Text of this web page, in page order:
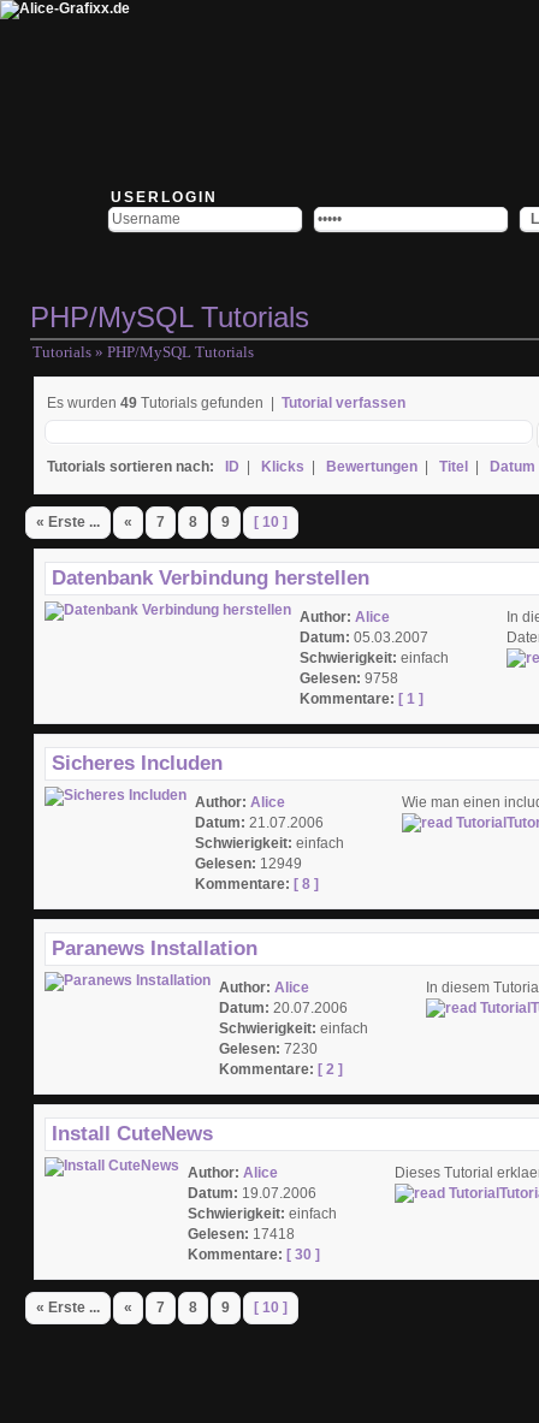
USERLOGIN
PHP/MySQL Tutorials
Tutorials » PHP/MySQL Tutorials
Es wurden 49 Tutorials gefunden | Tutorial verfassen
Tutorials sortieren nach: ID Klicks Bewertungen Titel Datum
« Erste ... « 7 8 9 [ 10 ]
Datenbank Verbindung herstellen
Author: Alice
Datum: 05.03.2007
Schwierigkeit: einfach
Gelesen: 9758
Kommentare: [ 1 ]
In
Sicheres Includen
Author: Alice
Datum: 21.07.2006
Schwierigkeit: einfach
Gelesen: 12949
Kommentare: [ 8 ]
Wie man einen
Paranews Installation
Author: Alice
Datum: 20.07.2006
Schwierigkeit: einfach
Gelesen: 7230
Kommentare: [ 2 ]
In diesem
Install CuteNews
Author: Alice
Datum: 19.07.2006
Schwierigkeit: einfach
Gelesen: 17418
Kommentare: [ 30 ]
Dieses Tutorial
« Erste ... « 7 8 9 [ 10 ]